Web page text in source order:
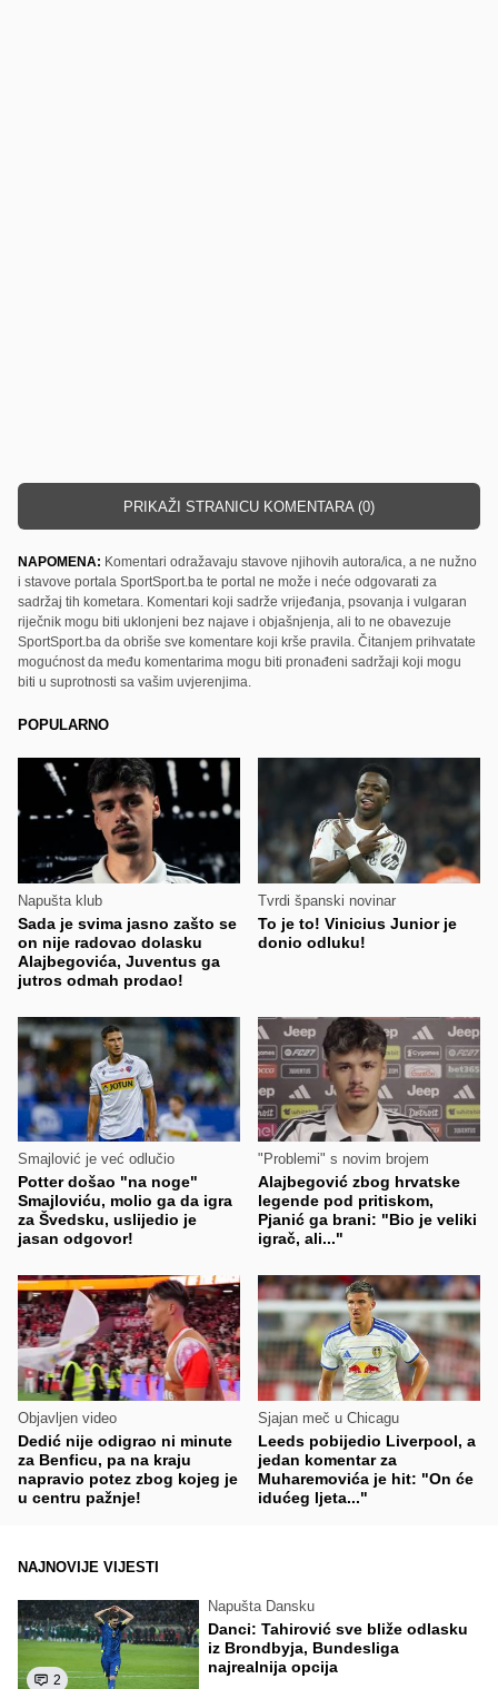
PRIKAŽI STRANICU KOMENTARA (0)
NAPOMENA: Komentari odražavaju stavove njihovih autora/ica, a ne nužno
i stavove portala SportSport.ba te portal ne može i neće odgovarati za
sadržaj tih kometara. Komentari koji sadrže vrijeđanja, psovanja i vulgaran
riječnik mogu biti uklonjeni bez najave i objašnjenja, ali to ne obavezuje
SportSport.ba da obriše sve komentare koji krše pravila. Čitanjem prihvatate
mogućnost da među komentarima mogu biti pronađeni sadržaji koji mogu
biti u suprotnosti sa vašim uvjerenjima.
POPULARNO
Napušta klub
Sada je svima jasno zašto se
on nije radovao dolasku
Alajbegovića, Juventus ga
jutros odmah prodao!
Tvrdi španski novinar
To je to! Vinicius Junior je
donio odluku!
Smajlović je već odlučio
Potter došao "na noge"
Smajloviću, molio ga da igra
za Švedsku, uslijedio je
jasan odgovor!
"Problemi" s novim brojem
Alajbegović zbog hrvatske
legende pod pritiskom,
Pjanić ga brani: "Bio je veliki
igrač, ali..."
Objavljen video
Dedić nije odigrao ni minute
za Benficu, pa na kraju
napravio potez zbog kojeg je
u centru pažnje!
Sjajan meč u Chicagu
Leeds pobijedio Liverpool, a
jedan komentar za
Muharemovića je hit: "On će
idućeg ljeta..."
NAJNOVIJE VIJESTI
2
Napušta Dansku
Danci: Tahirović sve bliže odlasku
iz Brondbyja, Bundesliga
najrealnija opcija